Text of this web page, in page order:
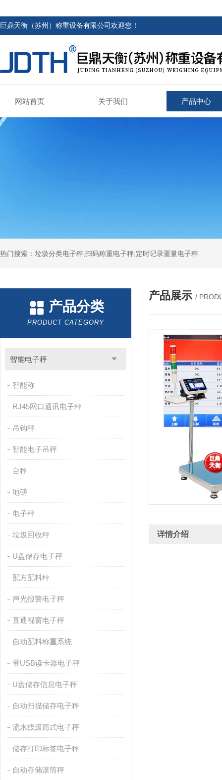
巨鼎天衡（苏州）称重设备有限公司欢迎您！
网站首页 关于我们 产品中心
热门搜索：垃圾分类电子秤,扫码称重电子秤,定时记录重量电子秤
产品分类
PRODUCT CATEGORY
智能电子秤
智能称
RJ45网口通讯电子秤
吊钩秤
智能电子吊秤
台秤
地磅
电子秤
垃圾回收秤
U盘储存电子秤
配方配料秤
声光报警电子秤
直通视窗电子秤
自动配料称重系统
带USB读卡器电子秤
U盘储存信息电子秤
自动扫描储存电子秤
流水线滚筒式电子秤
储存打印标签电子秤
自动存储滚筒秤
产品展示 /
详情介绍